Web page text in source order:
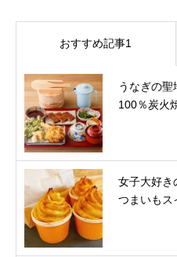
おすすめ記事1
うなぎの聖
100％炭火
女子大好き
つまいもス